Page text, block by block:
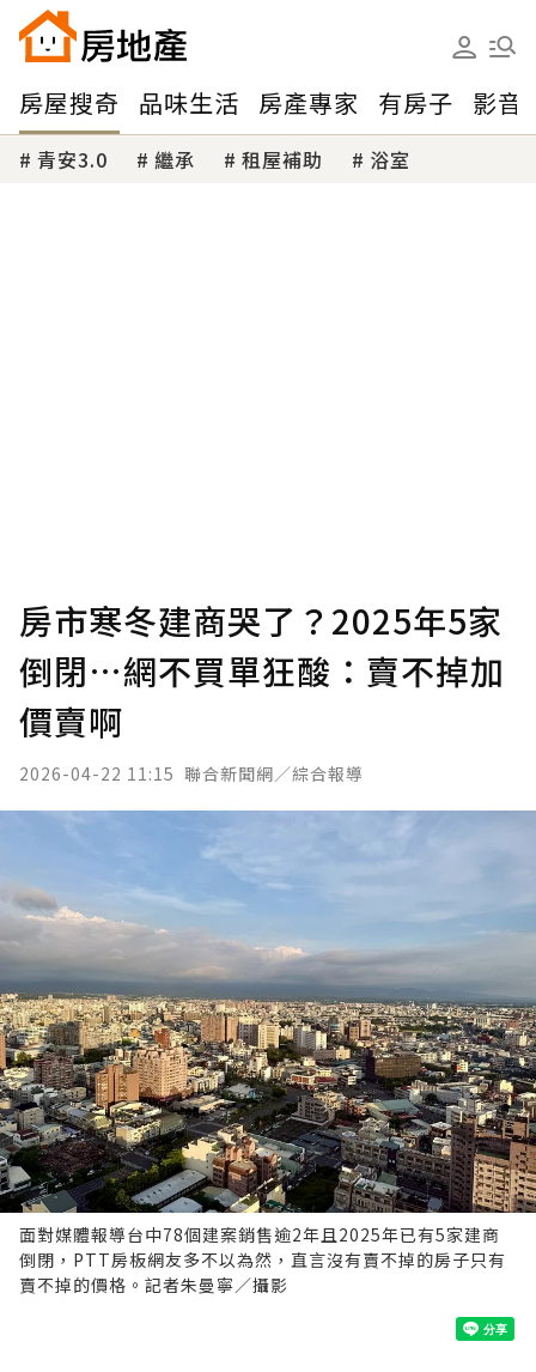
房屋搜奇 品味生活 房產專家 有房子 影音
青安3.0 繼承 租屋補助 浴室
房市寒冬建商哭了？2025年5家
倒閉…網不買單狂酸：賣不掉加
價賣啊
2026-04-22 11:15 聯合新聞網／綜合報導
面對媒體報導台中78個建案銷售逾2年且2025年已有5家建商
倒閉，PTT房板網友多不以為然，直言沒有賣不掉的房子只有
賣不掉的價格。記者朱曼寧／攝影